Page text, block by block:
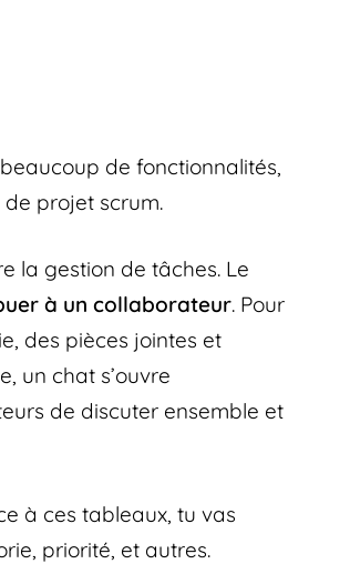
de fonctionnalités,
projet scrum.
la gestion de tâches. Le
à un collaborateur. Pour
des pièces jointes et
un chat s’ouvre
de discuter ensemble et
à ces tableaux, tu vas
priorité, et autres.